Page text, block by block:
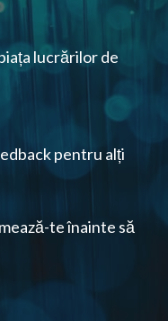
lucrărilor de
pentru alți
te înainte să